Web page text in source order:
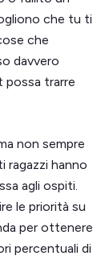
che tu ti
che
davvero
possa trarre
non sempre
ragazzi hanno
agli ospiti.
le priorità su
per ottenere
percentuali di